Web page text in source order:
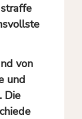
von
und
Die